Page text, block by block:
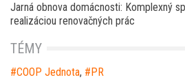
Jarná obnova domácnosti: Komplexný
realizáciou renovačných prác
TÉMY
COOP Jednota, PR